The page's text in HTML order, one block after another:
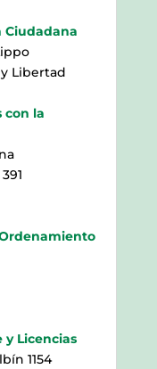
Ciudadana
Libertad
con la
y Licencias
1154